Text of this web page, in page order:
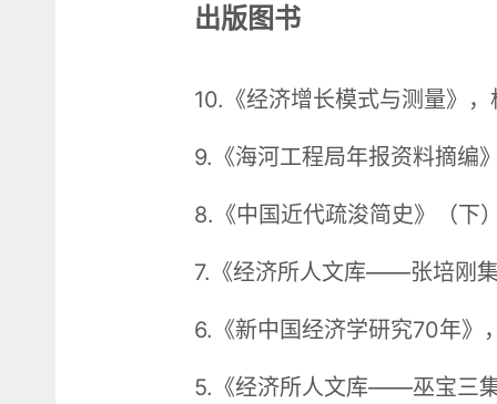
出版图书
10.《经济增长模式与测量》
9.《海河工程局年报资料摘编
8.《中国近代疏浚简史》（下
7.《经济所人文库——张培刚
6.《新中国经济学研究70年》
5.《经济所人文库——巫宝三